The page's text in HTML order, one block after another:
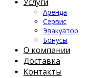
Аренда
Сервис
Эвакуатор
Бонусы
О компании
Доставка
Контакты